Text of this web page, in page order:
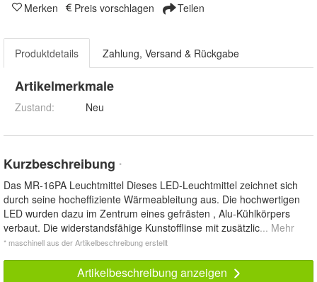
Merken Preis vorschlagen Teilen
Produktdetails Zahlung, Versand & Rückgabe
Artikelmerkmale
Zustand: Neu
Kurzbeschreibung *
Das MR-16PA Leuchtmittel Dieses LED-Leuchtmittel zeichnet sich
durch seine hocheffiziente Wärmeableitung aus. Die hochwertigen
LED wurden dazu im Zentrum eines gefrästen , Alu-Kühlkörpers
verbaut. Die widerstandsfähige Kunstofflinse mit zusätzlic... Mehr
* maschinell aus der Artikelbeschreibung erstellt
Artikelbeschreibung anzeigen